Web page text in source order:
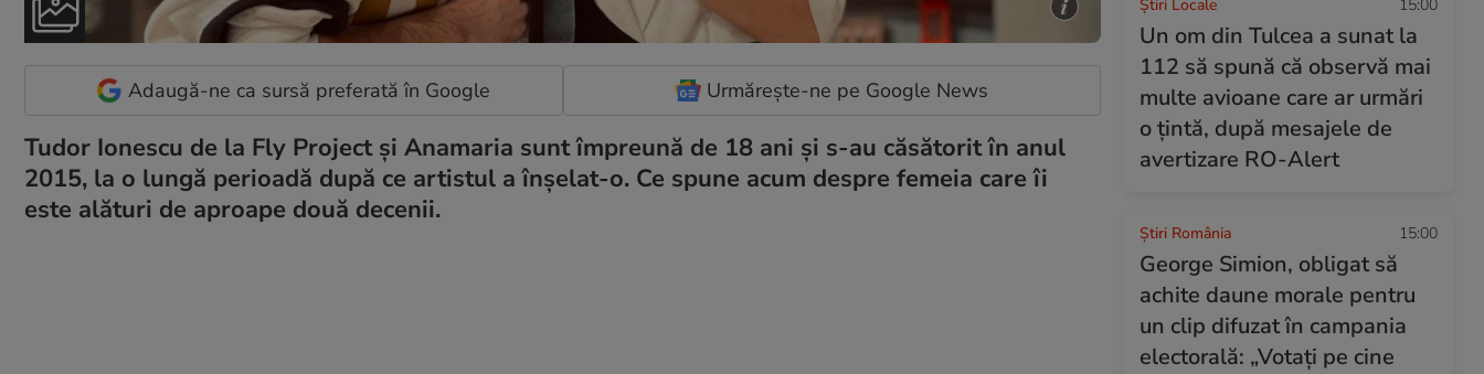
Adaugă-ne ca sursă preferată în Google Urmărește-ne pe Google News
Tudor Ionescu de la Fly Project și Anamaria sunt împreună de 18 ani și s-au căsătorit în anul
2015, la o lungă perioadă după ce artistul a înșelat-o. Ce spune acum despre femeia care îi
este alături de aproape două decenii.
Știri Locale 15:00
Un om din Tulcea a sunat la
112 să spună că observă mai
multe avioane care ar urmări
o țintă, după mesajele de
avertizare RO-Alert
Știri România 15:00
George Simion, obligat să
achite daune morale pentru
un clip difuzat în campania
electorală: „Votați pe cine